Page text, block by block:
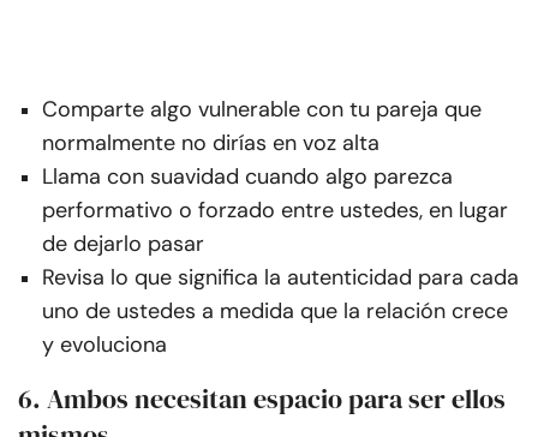
Comparte algo vulnerable con tu pareja que
normalmente no dirías en voz alta
Llama con suavidad cuando algo parezca
performativo o forzado entre ustedes, en lugar
de dejarlo pasar
Revisa lo que significa la autenticidad para cada
uno de ustedes a medida que la relación crece
y evoluciona
6. Ambos necesitan espacio para ser ellos